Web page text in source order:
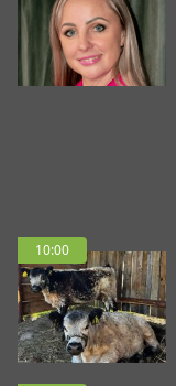
10:00